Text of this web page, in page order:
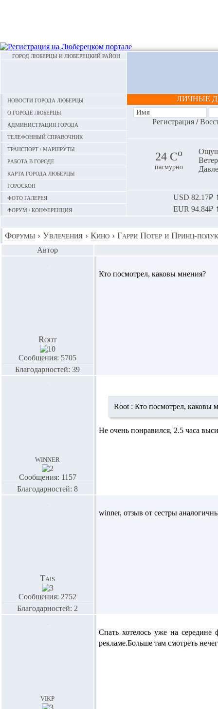
ГОРОД ЛЮБЕРЦЫ И ЛЮБЕРЕЦКИЙ РАЙОН
Новости города Люберцы
О городе Люберцы
Администрация города
Телефонный справочник
Транспорт / маршруты
Работа в городе
Карта города Люберцы
Гороскоп
Фото галерея
Форум / конференция
ЛИЧНЫЕ
Регистрация/
24 Сo
пасмурно
USD 82.17₽
EUR 94.84₽
Форумы › Увлечения › Кино › Гарри Потер и Принц-
Автор
Root
Сообщения: 5705
Благодарностей: 39
Кто посмотрел, каковы мнения?
winner
Сообщения: 1157
Благодарностей: 8
Root : Кто посмотрел, каковы
Не очень понравился, 2.5 часа
Tais
Сообщения: 2752
Благодарностей: 2
winner, отзыв от сестры
vikp
Спать хотелось уже на середине
рекламе.Больше там смотреть